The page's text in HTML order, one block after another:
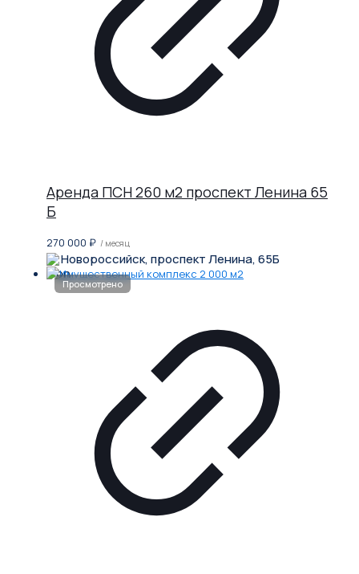
Аренда ПСН 260 м2 проспект Ленина 65
Б
270 000 ₽ / месяц
Новороссийск, проспект Ленина, 65Б